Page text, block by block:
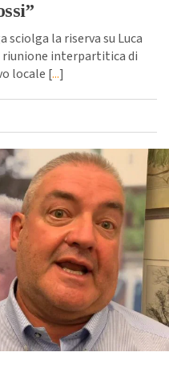
sciolga la riserva su Luca
interpartitica di
locale [...]